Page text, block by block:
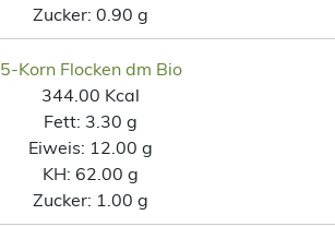
Zucker: 0.90 g
5-Korn Flocken dm Bio
344.00 Kcal
Fett: 3.30 g
Eiweis: 12.00 g
KH: 62.00 g
Zucker: 1.00 g